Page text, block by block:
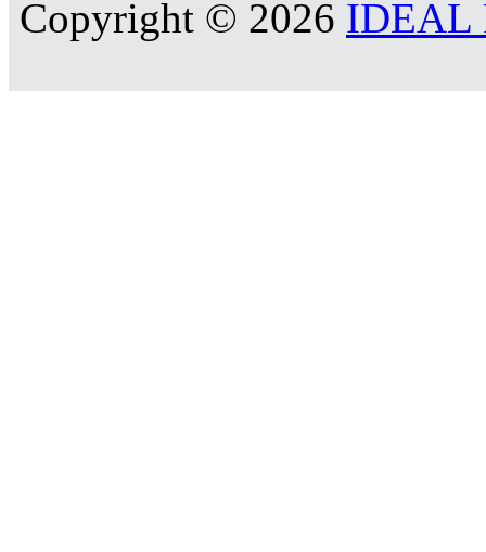
Copyright © 2026 IDEAL